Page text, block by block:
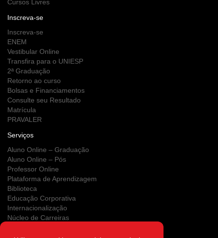
Cursos Livres
Inscreva-se
Inscreva-se
ENEM
Vestibular Online
Transfira para o UNIESP
2ª Graduação
Retorno ao curso
Bolsas e Financiamentos
Consulte seu Resultado
Matrícula
PRAVALER
Serviços
Aluno Online – Graduação
Aluno Online – Pós
Professor Online
Plataforma de Aprendizagem
Biblioteca
Educação Corporativa
Internacionalização
Núcleo de Carreiras